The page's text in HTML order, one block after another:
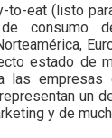
to-eat (listo
consumo
estado de
las
un
y de